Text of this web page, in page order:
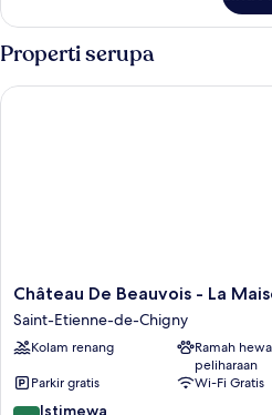
Superior
Room
Properti serupa
Château
De
Beauvois
-
Maison
Younan
Château De Beauvois - La
Saint-Etienne-de-Chigny
Kolam renang
Ramah
peliharaan
Parkir gratis
Wi-Fi Gratis
9.0 Istimewa
Château De Beauvois - La Maison